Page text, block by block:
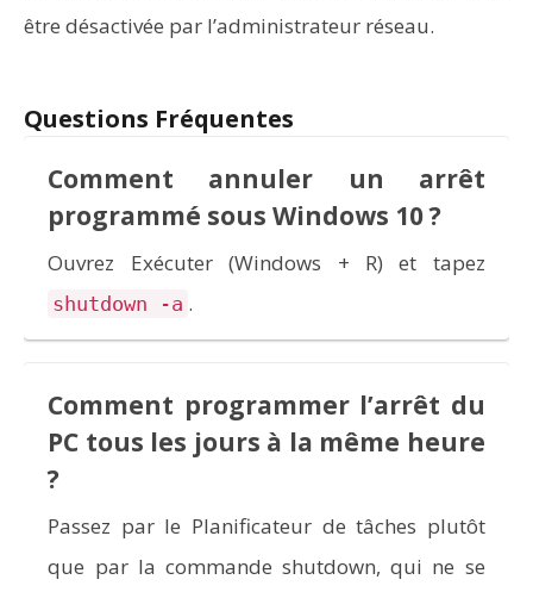
être désactivée par l’administrateur réseau.
Questions Fréquentes
Comment annuler un arrêt
programmé sous Windows 10 ?
Ouvrez Exécuter (Windows + R) et tapez
shutdown -a .
Comment programmer l’arrêt du
PC tous les jours à la même heure
?
Passez par le Planificateur de tâches plutôt
que par la commande shutdown, qui ne se